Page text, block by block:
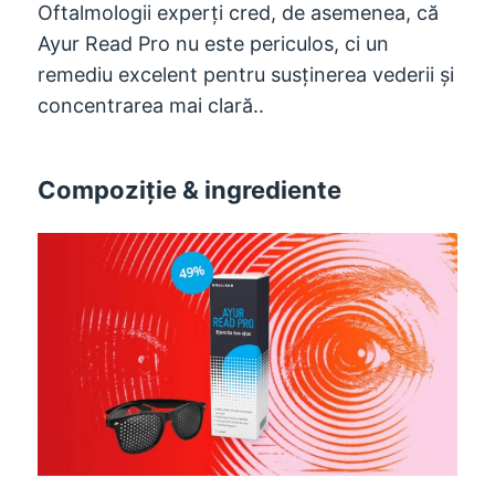
Oftalmologii experți cred, de asemenea, că
Ayur Read Pro nu este periculos, ci un
remediu excelent pentru susținerea vederii și
concentrarea mai clară..
Compoziţie & ingrediente